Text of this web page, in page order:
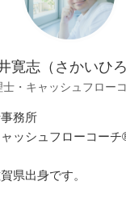
寛志（さかいひろ
士・キャッシュフロー
事務所
ッシュフローコーチ
県出身です。